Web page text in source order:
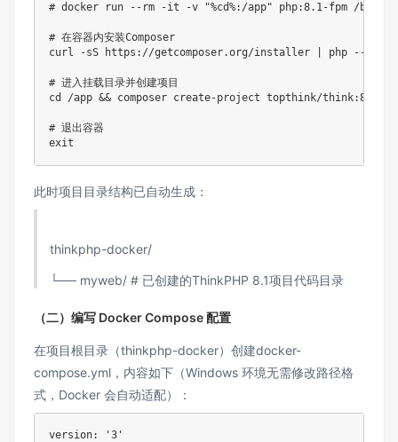
# docker run --rm -it -v "%cd%:/app" php:8.1-fpm /bin/
# 在容器内安装Composer
curl -sS https://getcomposer.org/installer | php -- --
# 进入挂载目录并创建项目
cd /app && composer create-project topthink/think:8.1.*
# 退出容器
exit
此时项目目录结构已自动生成：​
thinkphp-docker/
└── myweb/ # 已创建的ThinkPHP 8.1项目代码目录
（二）编写 Docker Compose 配置​
在项目根目录（thinkphp-docker）创建docker-
compose.yml，内容如下（Windows 环境无需修改路径格
式，Docker 会自动适配）：​
version: '3'